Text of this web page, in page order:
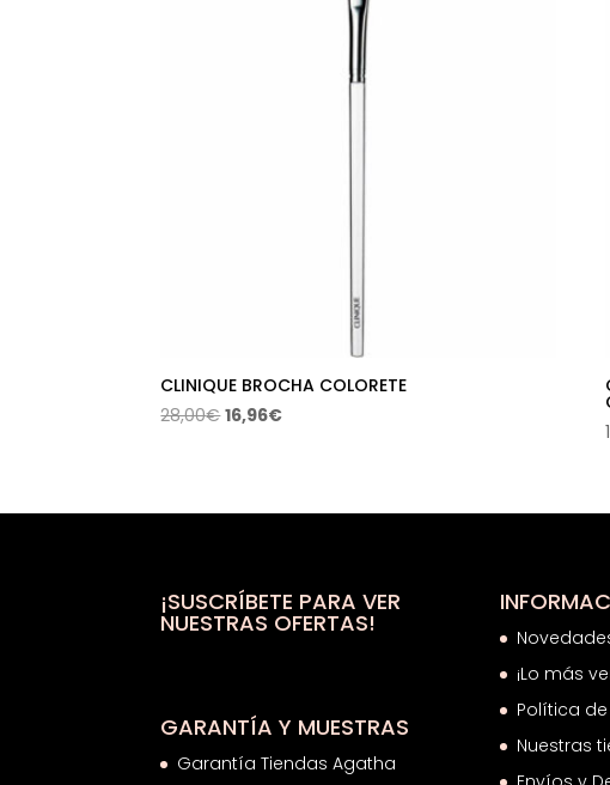
CLINIQUE BROCHA COLORETE
28,00€El
16,96€El
¡SUSCRÍBETE PARA VER
NUESTRAS OFERTAS!
GARANTÍA Y MUESTRAS
Garantía Tiendas Agatha
¡Lo más
Política
Nuestras